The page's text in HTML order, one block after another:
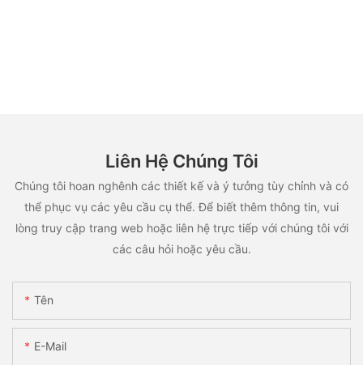
Liên Hệ Chúng Tôi
Chúng tôi hoan nghênh các thiết kế và ý tưởng tùy chỉnh và có
thể phục vụ các yêu cầu cụ thể. Để biết thêm thông tin, vui
lòng truy cập trang web hoặc liên hệ trực tiếp với chúng tôi với
các câu hỏi hoặc yêu cầu.
Tên
E-Mail